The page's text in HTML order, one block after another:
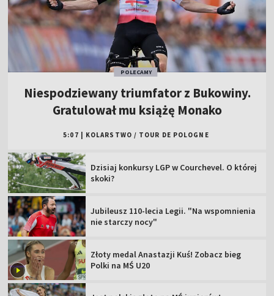
POLECAMY
Niespodziewany triumfator z Bukowiny.
Gratulował mu książę Monako
5:07 KOLARSTWO / TOUR DE POLOGNE
Dzisiaj konkursy LGP w Courchevel. O której
skoki?
Jubileusz 110-lecia Legii. "Na wspomnienia
nie starczy nocy"
Złoty medal Anastazji Kuś! Zobacz bieg
Polki na MŚ U20